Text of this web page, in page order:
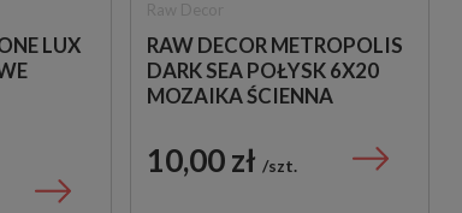
LUX
RAW DECOR METROPOLIS
DARK SEA POŁYSK 6X20
MOZAIKA ŚCIENNA
10,00 zł szt.